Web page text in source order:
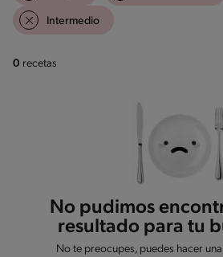
Intermedio
0 recetas
No pudimos
resultado para tu
No te preocupes, puedes hacer